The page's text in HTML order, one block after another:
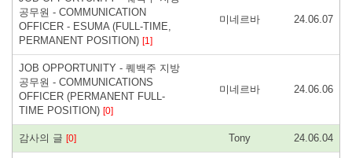
공무원 - COMMUNICATION
OFFICER - ESUMA (FULL-TIME,
PERMANENT POSITION) [1]
미네르바 24.06.07
JOB OPPORTUNITY - 퀘백주 지방
공무원 - COMMUNICATIONS
OFFICER (PERMANENT FULL-
TIME POSITION) [0]
미네르바 24.06.06
감사의 글 [0] Tony 24.06.04